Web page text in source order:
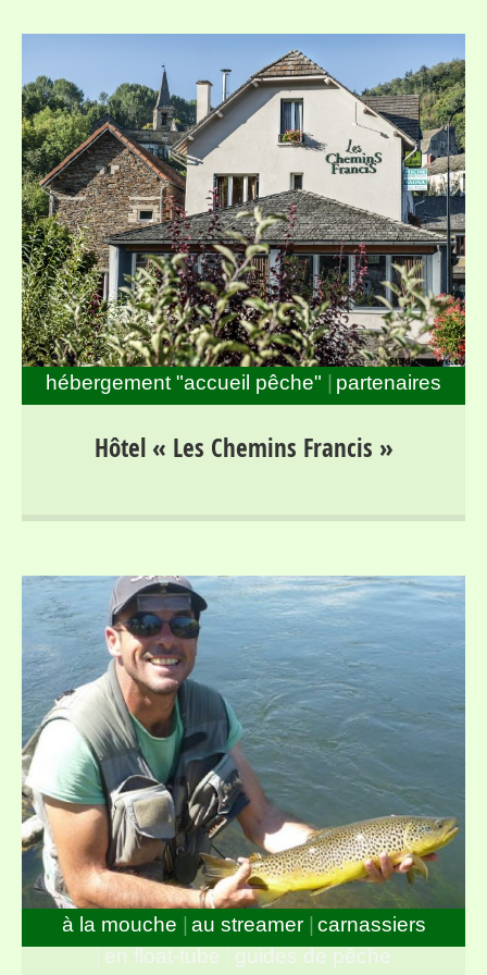
Séjours pour randonneurs et pêcheurs dans la haute
vallée du Lot, entre Mont Lozère et Margeride, au bord
hébergement "accueil pêche" partenaires
Hôtel « Les Chemins Francis »
à la mouche au streamer
carnassiers
en float-tube
guides de pêche